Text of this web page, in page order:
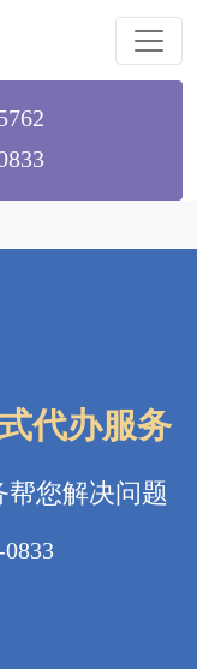
代办服务
帮您解决问题